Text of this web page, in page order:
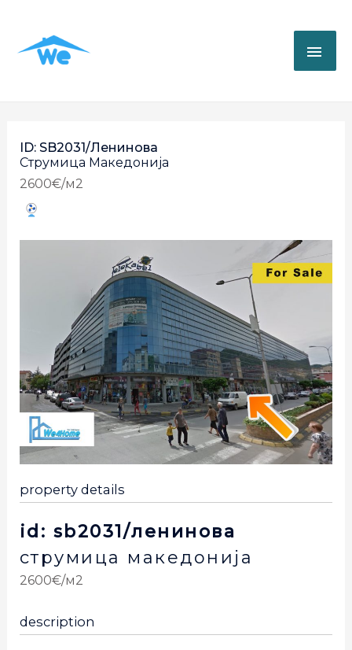
ID: SB2031/Ленинова
Струмица Македонија
2600€/м2
property details
id: sb2031/ленинова
струмица македонија
2600€/м2
description